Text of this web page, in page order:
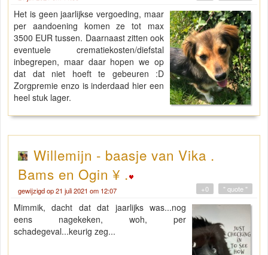
Het is geen jaarlijkse vergoeding, maar
per aandoening komen ze tot max
3500 EUR tussen. Daarnaast zitten ook
eventuele crematiekosten/diefstal
inbegrepen, maar daar hopen we op
dat dat niet hoeft te gebeuren :D
Zorgpremie enzo is inderdaad hier een
heel stuk lager.
Willemijn - baasje van Vika .
Bams en Ogin ¥ .
gewijzigd op 21 juli 2021 om 12:07 " quote "
+0
Mimmik, dacht dat dat jaarlijks was...nog
eens nagekeken, woh, per
schadegeval...keurig zeg...